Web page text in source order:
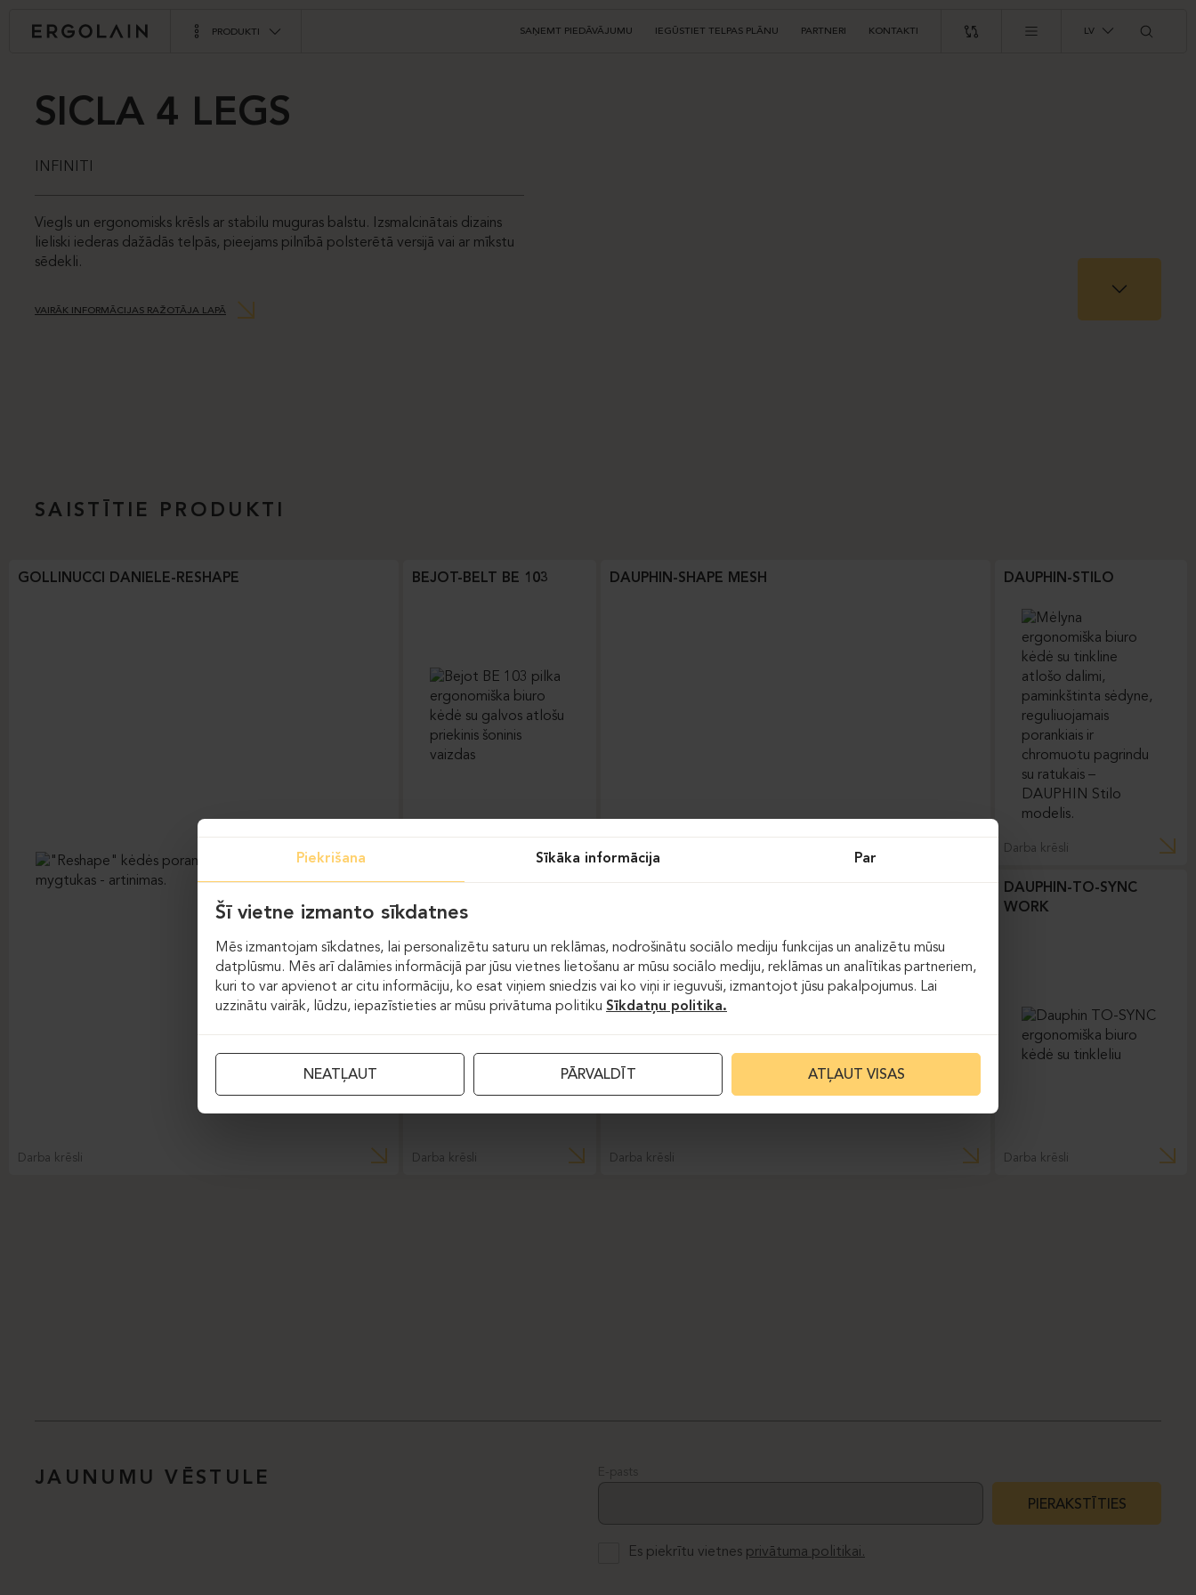
PRODUKTI SAŅEMT PIEDĀVĀJUMU IEGŪSTIET TELPAS PLĀNU PARTNERI KONTAKTI LV
SICLA 4 LEGS
INFINITI
Viegls un ergonomisks krēsls ar stabilu muguras balstu. Izsmalcinātais dizains
lieliski iederas dažādās telpās, pieejams pilnībā polsterētā versijā vai ar mīkstu
sēdekli.
VAIRĀK INFORMĀCIJAS RAŽOTĀJA LAPĀ
SAISTĪTIE PRODUKTI
GOLLINUCCI DANIELE-RESHAPE
Darba krēsli
BEJOT-BELT BE 103
Darba krēsli
DAUPHIN-SHAPE MESH
Darba krēsli
DAUPHIN-STILO
Darba krēsli
DAUPHIN-TO-SYNC
WORK
Darba krēsli
JAUNUMU VĒSTULE E-pasts
Es piekrītu vietnes privātuma politikai.
PIERAKSTĪTIES
Piekrišana Sīkāka informācija Par
Šī vietne izmanto sīkdatnes
Mēs izmantojam sīkdatnes, lai personalizētu saturu un reklāmas, nodrošinātu sociālo mediju funkcijas un analizētu mūsu
datplūsmu. Mēs arī dalāmies informācijā par jūsu vietnes lietošanu ar mūsu sociālo mediju, reklāmas un analītikas partneriem,
kuri to var apvienot ar citu informāciju, ko esat viņiem sniedzis vai ko viņi ir ieguvuši, izmantojot jūsu pakalpojumus. Lai
uzzinātu vairāk, lūdzu, iepazīstieties ar mūsu privātuma politiku Sīkdatņu politika.
NEATĻAUT PĀRVALDĪT ATĻAUT VISAS